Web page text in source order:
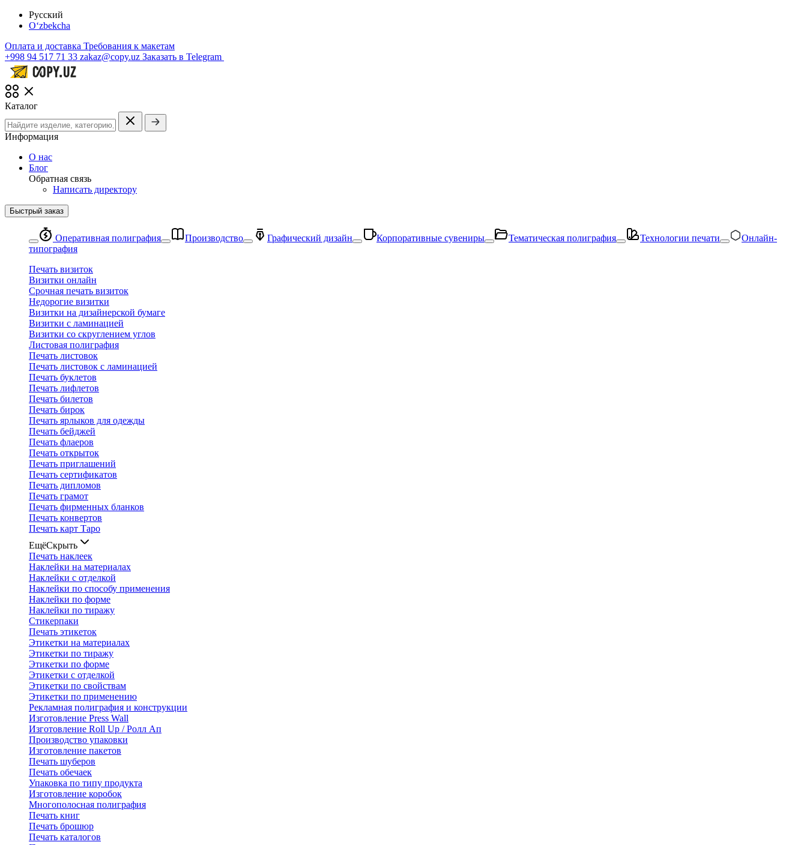
Русский
O‘zbekcha
Оплата и доставка Требования к макетам
+998 94 517 71 33 zakaz@copy.uz Заказать в Telegram
Каталог
Информация
О нас
Блог
Обратная связь
Написать директору
Быстрый заказ
Оперативная полиграфия Производство Графический дизайн Корпоративные сувениры Тематическая полиграфия Технологии печати
Онлайн-
типография
Печать визиток
Визитки онлайн
Срочная печать визиток
Недорогие визитки
Визитки на дизайнерской бумаге
Визитки с ламинацией
Визитки со скруглением углов
Листовая полиграфия
Печать листовок
Печать листовок с ламинацией
Печать буклетов
Печать лифлетов
Печать билетов
Печать бирок
Печать ярлыков для одежды
Печать бейджей
Печать флаеров
Печать открыток
Печать приглашений
Печать сертификатов
Печать дипломов
Печать грамот
Печать фирменных бланков
Печать конвертов
Печать карт Таро
ЕщёСкрыть
Печать наклеек
Наклейки на материалах
Наклейки с отделкой
Наклейки по способу применения
Наклейки по форме
Наклейки по тиражу
Стикерпаки
Печать этикеток
Этикетки на материалах
Этикетки по тиражу
Этикетки по форме
Этикетки с отделкой
Этикетки по свойствам
Этикетки по применению
Рекламная полиграфия и конструкции
Изготовление Press Wall
Изготовление Roll Up / Ролл Ап
Производство упаковки
Изготовление пакетов
Печать шуберов
Печать обечаек
Упаковка по типу продукта
Изготовление коробок
Многополосная полиграфия
Печать книг
Печать брошюр
Печать каталогов